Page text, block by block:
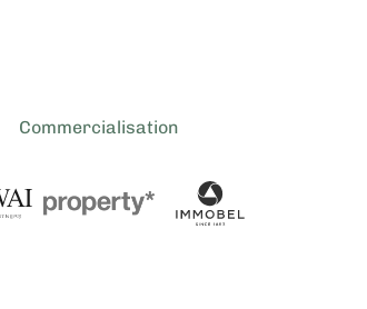
Commercialisation